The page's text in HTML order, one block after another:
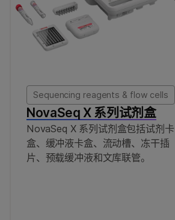
Sequencing reagents & flow cells
NovaSeq X 系列试剂盒
NovaSeq X 系列试剂盒包括试剂卡
盒、缓冲液卡盒、流动槽、冻干插
片、预载缓冲液和文库联管。